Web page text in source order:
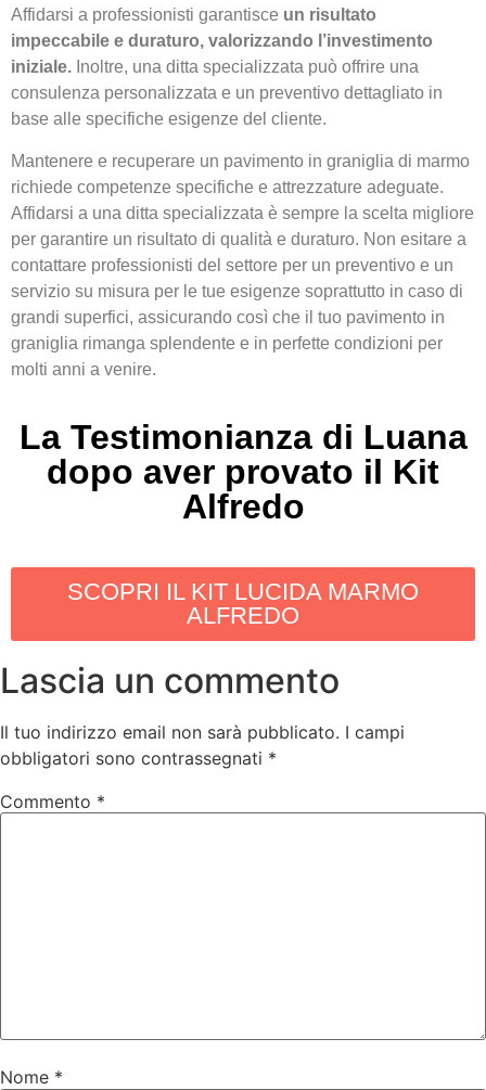
Affidarsi a professionisti garantisce un risultato
impeccabile e duraturo, valorizzando l’investimento
iniziale. Inoltre, una ditta specializzata può offrire una
consulenza personalizzata e un preventivo dettagliato in
base alle specifiche esigenze del cliente.
Mantenere e recuperare un pavimento in graniglia di marmo
richiede competenze specifiche e attrezzature adeguate.
Affidarsi a una ditta specializzata è sempre la scelta migliore
per garantire un risultato di qualità e duraturo. Non esitare a
contattare professionisti del settore per un preventivo e un
servizio su misura per le tue esigenze soprattutto in caso di
grandi superfici, assicurando così che il tuo pavimento in
graniglia rimanga splendente e in perfette condizioni per
molti anni a venire.
La Testimonianza di Luana
dopo aver provato il Kit
Alfredo
SCOPRI IL KIT LUCIDA MARMO
ALFREDO
Lascia un commento
Il tuo indirizzo email non sarà pubblicato. I campi
obbligatori sono contrassegnati *
Commento *
Nome *